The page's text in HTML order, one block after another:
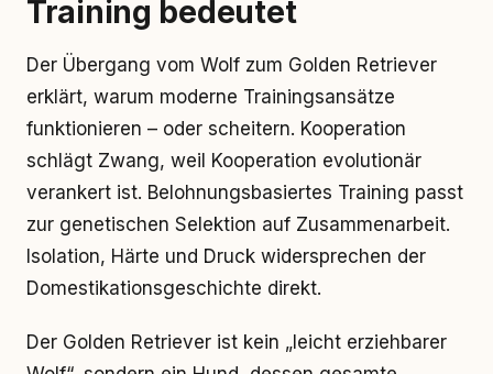
Training bedeutet
Der Übergang vom Wolf zum Golden Retriever
erklärt, warum moderne Trainingsansätze
funktionieren – oder scheitern. Kooperation
schlägt Zwang, weil Kooperation evolutionär
verankert ist. Belohnungsbasiertes Training passt
zur genetischen Selektion auf Zusammenarbeit.
Isolation, Härte und Druck widersprechen der
Domestikationsgeschichte direkt.
Der Golden Retriever ist kein „leicht erziehbarer